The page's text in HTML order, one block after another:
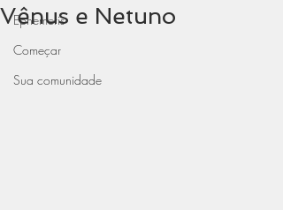
Ephemeris
Começar
Sua comunidade
Vênus e Netuno